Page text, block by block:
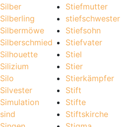
Silber
Silberling
Silbermöwe
Silberschmied
Silhouette
Silizium
Silo
Silvester
Simulation
sind
Stiefmutter
stiefschwester
Stiefsohn
Stiefvater
Stiel
Stier
Stierkämpfer
Stift
Stifte
Stiftskirche